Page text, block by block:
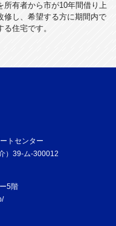
所有者から市が10年間借り上
修し、希望する方に期間内で
る住宅です。
トセンター
）39-ム-300012
5階